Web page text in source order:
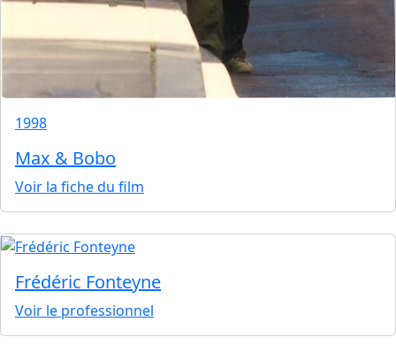
1998
Max & Bobo
Voir la fiche du film
Frédéric Fonteyne
Voir le professionnel